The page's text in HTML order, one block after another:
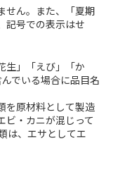
せん。また、「夏期
記号での表示はせ
生」「えび」「か
でいる場合に品目名
を原材料として製造
ビ・カニが混じって
は、エサとしてエ